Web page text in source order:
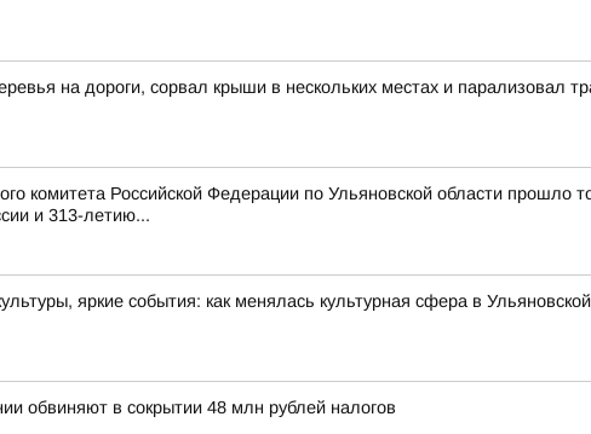
на дороги, сорвал крыши в нескольких местах и парализовал
комитета Российской Федерации по Ульяновской области прошло
и 313-летию...
яркие события: как менялась культурная сфера в
обвиняют в сокрытии 48 млн рублей налогов